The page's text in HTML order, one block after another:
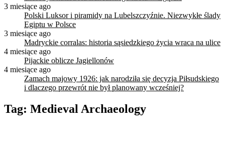
3 miesiące ago
Polski Luksor i piramidy na Lubelszczyźnie. Niezwykłe ślady
Egiptu w Polsce
3 miesiące ago
Madryckie corralas: historia sąsiedzkiego życia wraca na ulice
4 miesiące ago
Pijackie oblicze Jagiellonów
4 miesiące ago
Zamach majowy 1926: jak narodziła się decyzja Piłsudskiego
i dlaczego przewrót nie był planowany wcześniej?
Tag: Medieval Archaeology